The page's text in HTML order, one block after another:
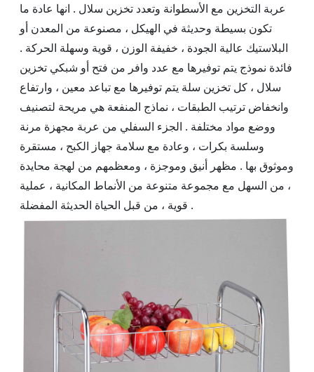
عربة التخزين مع الأسطوانة وتعدد تخزين سلال . انها عادة ما
تكون بسيطة وحديثة في الهيكل ، مصنوعة من المعدن أو
البلاستيك عالية الجودة ، خفيفة الوزن ، قوية وسهلة الحركة .
فائدة نموذج يتم توفيرها مع عدد وافر من فتح أو شبكي تخزين
سلال ، كل تخزين سلة يتم توفيرها مع تباعد معين ، وارتفاع
وانخفاض ترتيب الطبقات ، نماذج المنفعة هي مريحة لتصنيف
ووضع مواد مختلفة . الجزء السفلي من عربة مجهزة مرنة
وسلسة بكرات ، وعادة مع سلامة جهاز الكبح ، مستقرة
وموثوق بها . مظهر أنيق وموجزة ، ومعظمهم من لهجة محايدة
، من السهل مع مجموعة متنوعة من الأنماط المكانية ، عملية
قوية ، من قبل الحياة الحديثة المفضلة .